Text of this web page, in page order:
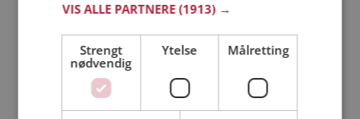
Bli medlem gratis!
Jeg er en:
VIS ALLE PARTNERE(1913) →
Strengt
nødvendig
Ytelse Målretting